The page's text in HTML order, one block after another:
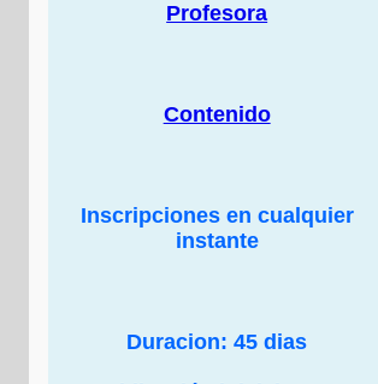
Profesora
Contenido
Inscripciones en cualquier
instante
Duracion: 45 dias